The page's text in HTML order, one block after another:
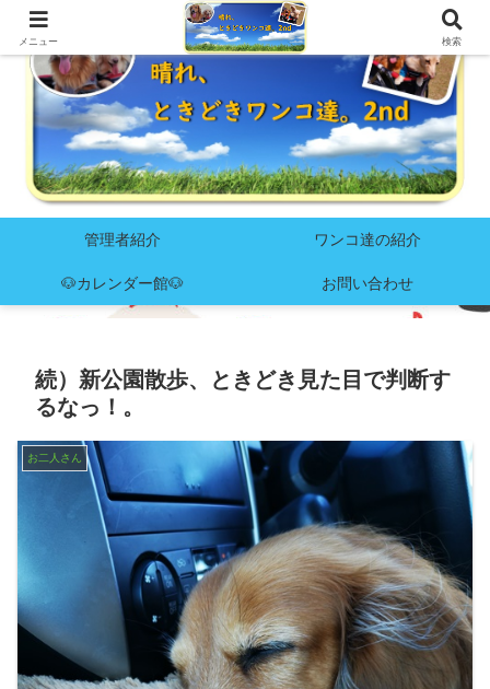
管理者紹介 ワンコ達の紹介
🐶カレンダー館🐶 お問い合わせ
続）新公園散歩、ときどき見た目で判断す
るなっ！。
お二人さん
メニュー 検索